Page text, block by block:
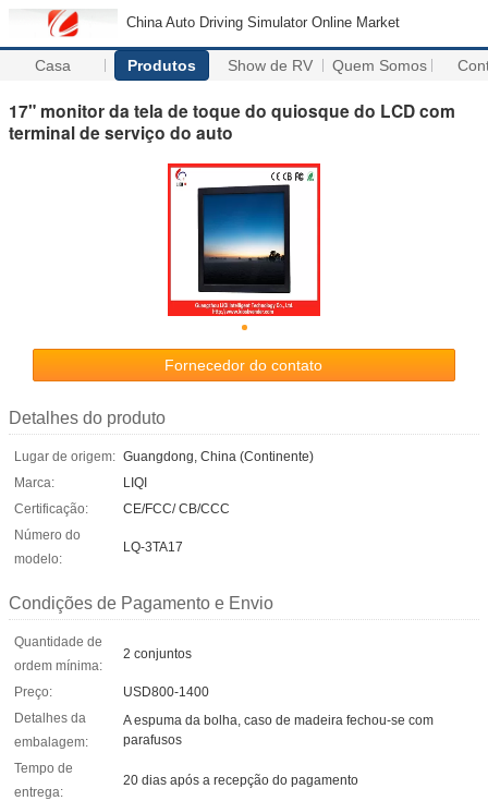
China Auto Driving Simulator Online Market
Casa Produtos Show de RV Quem Somos
17" monitor da tela de toque do quiosque do LCD com
terminal de serviço do auto
Fornecedor do contato
Detalhes do produto
Lugar de origem: Guangdong, China (Continente)
Marca:
LIQI
Certificação:
CE/FCC/ CB/CCC
Número do
modelo:
LQ-3TA17
Condições de Pagamento e Envio
Quantidade de
ordem mínima:
2 conjuntos
Preço:
USD800-1400
Detalhes da
embalagem:
A espuma da bolha, caso de madeira fechou-se com
parafusos
Tempo de
entrega:
20 dias após a recepção do pagamento